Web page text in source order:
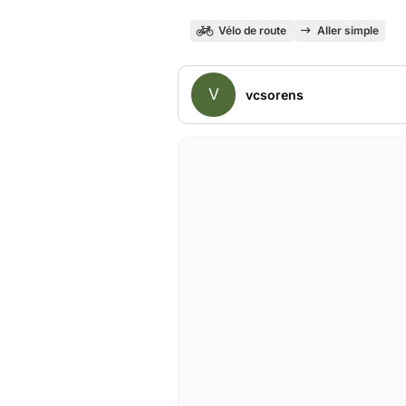
Vélo de route Aller simple
V vcsorens